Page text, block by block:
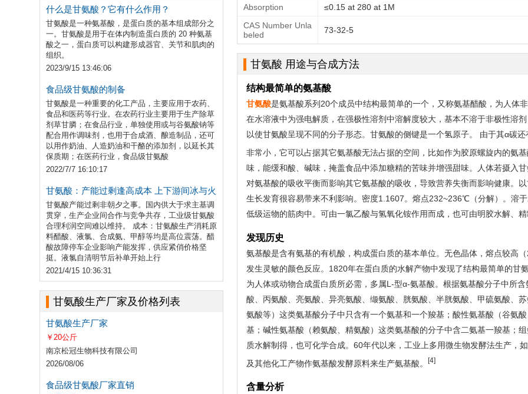
什么是甘氨酸？它有什么作用？
甘氨酸是一种氨基酸，是蛋白质的基本组成部分之
一。甘氨酸是用于在体内制造蛋白质的 20 种氨基
酸之一，蛋白质可以构建形成器官、关节和肌肉的
组织。
2023/9/15 13:46:06
食品级甘氨酸的制备
甘氨酸是一种重要的化工产品，主要应用于农药、
食品和医药等行业。在农药行业主要用于生产除草
剂草甘膦；在食品行业，单独使用或与谷氨酸钠等
配合用作调味剂，也用于合成酒、酿造制品，还可
以用作奶油、人造奶油和干酪的添加剂，以延长其
保质期；在医药行业，食品级甘氨酸
2022/7/7 16:10:17
甘氨酸：产能过剩逢高成本 上下游间冰与火
甘氨酸产能过剩非朝夕之事。国内供大于求主基调
贯穿，生产企业间合作与竞争共存，工业级甘氨酸
合理利润空间难以维持。 成本：甘氨酸生产消耗原
料醋酸、液氯、合成氨、甲醇等均是高位震荡。醋
酸故障停车企业影响产能发挥，供应紧俏价格坚
挺。液氯自清明节后补单开始上行
2021/4/15 10:36:31
甘氨酸生产厂家及价格列表
甘氨酸生产厂家
￥20公斤
南京松冠生物科技有限公司
2026/08/06
食品级甘氨酸厂家直销
Absorption
≤0.15 at 280 at 1M
CAS Number Unla
beled
73-32-5
甘氨酸 用途与合成方法
结构最简单的氨基酸
甘氨酸是氨基酸系列20个成员中结构最简单的一个，又称氨基醋酸，为人体
在水溶液中为强电解质，在强极性溶剂中溶解度较大，基本不溶于非极性溶
以使甘氨酸呈现不同的分子形态。甘氨酸的侧键是一个氢原子。 由于其α碳
非常小，它可以占据其它氨基酸无法占据的空间，比如作为胶原螺旋内的氨
味，能缓和酸、碱味，掩盖食品中添加糖精的苦味并增强甜味。人体若摄入
对氨基酸的吸收平衡而影响其它氨基酸的吸收，导致营养失衡而影响健康。
生长发育很容易带来不利影响。密度1.1607。熔点232~236℃（分解）。溶
低级运物的筋肉中。可由一氯乙酸与氢氧化铵作用而成，也可由明胶水解、
发现历史
氨基酸是含有氨基的有机酸，构成蛋白质的基本单位。无色晶体，熔点较高
发生灵敏的颜色反应。1820年在蛋白质的水解产物中发现了结构最简单的
为人体或动物合成蛋白质所必需，多属L-型α-氨基酸。根据氨基酸分子中所
酸、丙氨酸、亮氨酸、异亮氨酸、缬氨酸、胱氨酸、半胱氨酸、甲硫氨酸、
氨酸等）这类氨基酸分子中只含有一个氨基和一个羧基；酸性氨基酸（谷氨
基；碱性氨基酸（赖氨酸、精氨酸）这类氨基酸的分子中含二氨基一羧基；
质水解制得，也可化学合成。60年代以来，工业上多用微生物发酵法生产，
及其他化工产物作氨基酸发酵原料来生产氨基酸。
[4]
含量分析